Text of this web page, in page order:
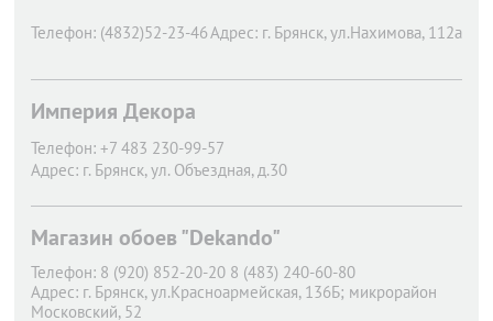
Телефон: (4832)52-23-46Адрес: г. Брянск, ул.Нахимова, 112а
Империя Декора
Телефон: +7 483 230-99-57
Адрес: г. Брянск, ул. Объездная, д.30
Магазин обоев "Dekando"
Телефон: 8 (920) 852-20-20 8 (483) 240-60-80
Адрес: г. Брянск, ул.Красноармейская, 136Б; микрорайон
Московский, 52